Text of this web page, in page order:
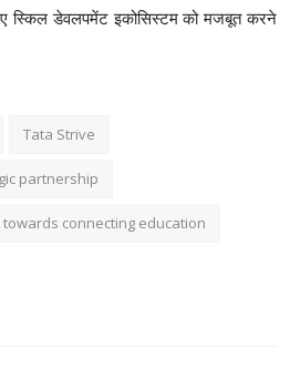
स्किल डेवलपमेंट इकोसिस्टम को मजबूत करने
Tata Strive
partnership
connecting education